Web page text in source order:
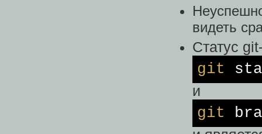
видеть
Статус
git
и
git